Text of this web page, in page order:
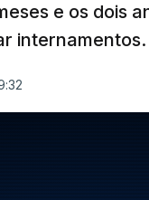
e os dois
internamentos.